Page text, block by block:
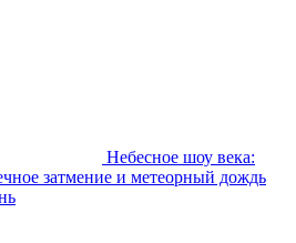
Небесное шоу века:
затмение и метеорный дождь